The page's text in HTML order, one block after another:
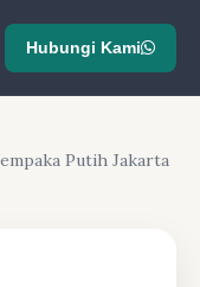
Hubungi Kami
Putih Jakarta